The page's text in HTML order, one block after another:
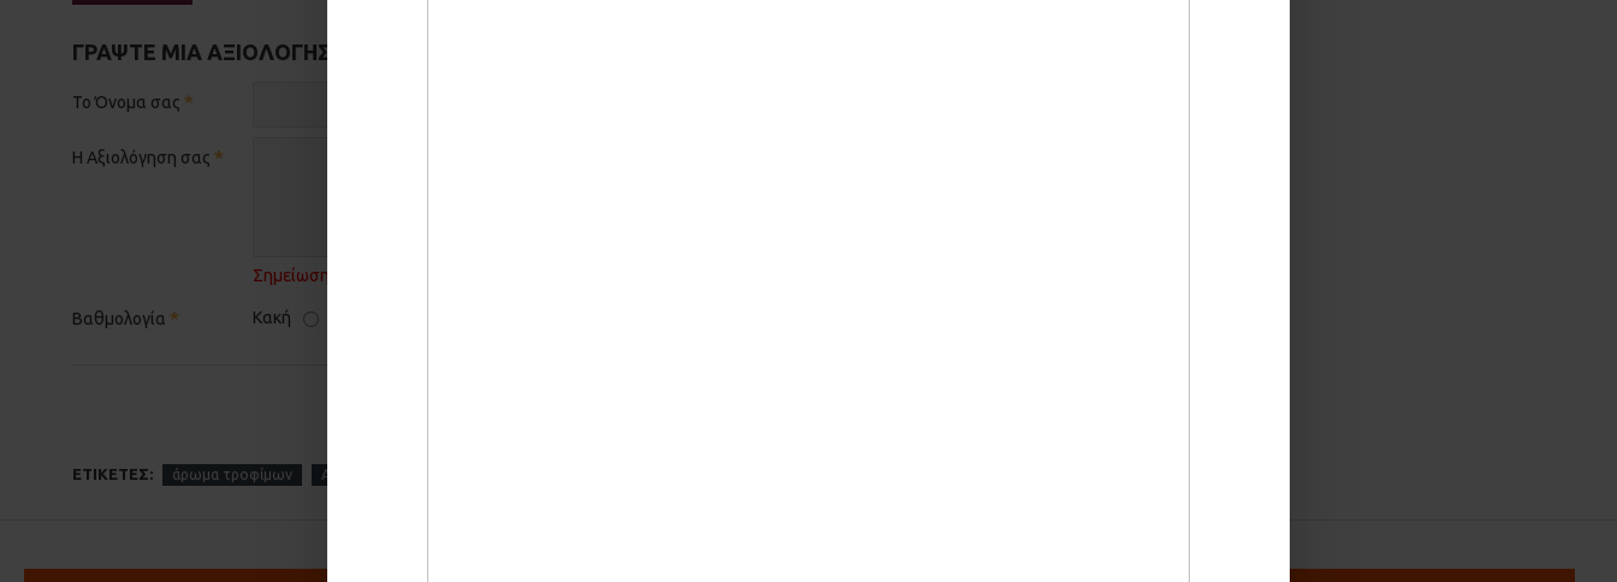
ΓΡΆΨΤΕ ΜΙΑ ΑΞΙΟΛΌΓΗΣΗ
Το Όνομα σας
Η Αξιολόγηση σας
Σημείωση:
Βαθμολογία Κακή
ΕΤΙΚΈΤΕΣ: άρωμα τροφίμων Αρωματικά Έλαια